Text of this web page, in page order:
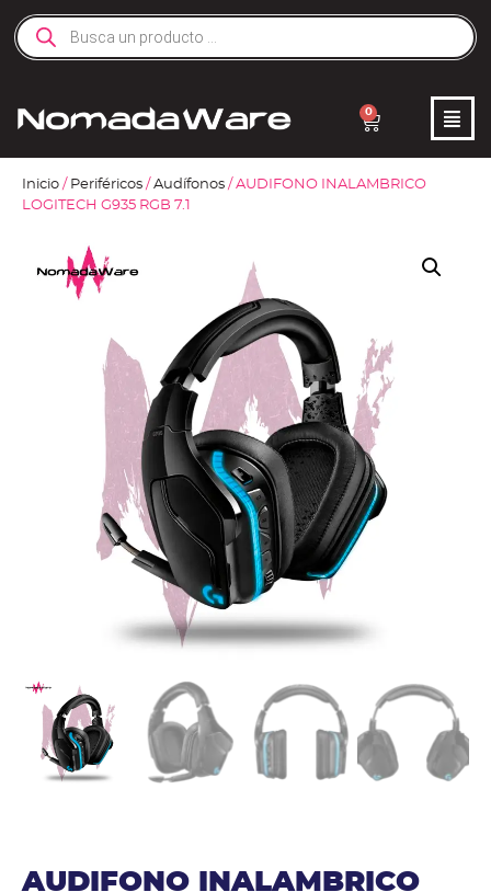
0
Inicio / Periféricos / Audífonos / AUDIFONO INALAMBRICO
LOGITECH G935 RGB 7.1
AUDIFONO INALAMBRICO